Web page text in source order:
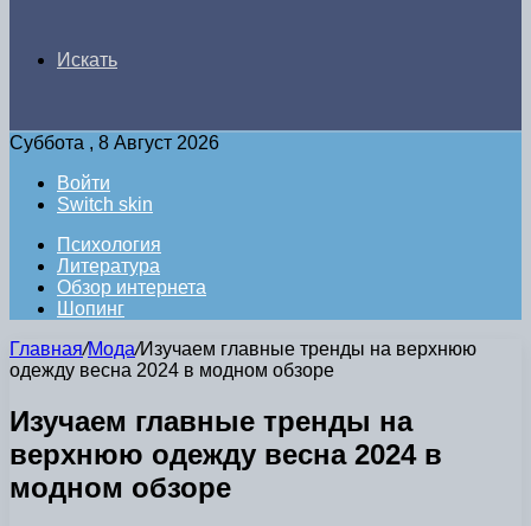
Искать
Суббота , 8 Август 2026
Войти
Switch skin
Психология
Литература
Обзор интернета
Шопинг
Главная/Мода/Изучаем главные тренды на верхнюю
одежду весна 2024 в модном обзоре
Изучаем главные тренды на
верхнюю одежду весна 2024 в
модном обзоре